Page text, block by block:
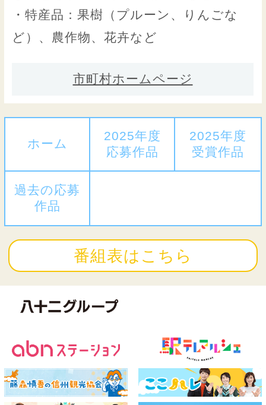
・特産品：果樹（プルーン、りんごな
ど）、農作物、花卉など
市町村ホームページ
ホーム
2025年度
応募作品
2025年度
受賞作品
過去の応募
作品
番組表はこちら